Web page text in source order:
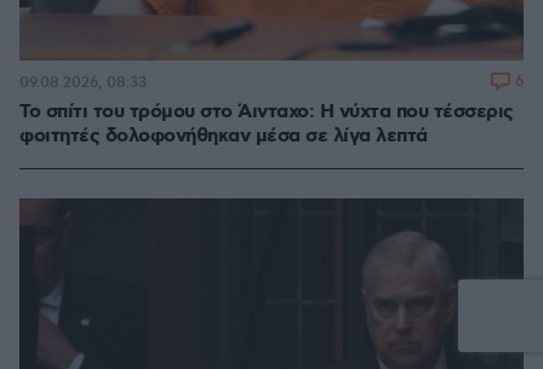
Το σπίτι του τρόμου στο Άινταχο: Η νύχτα που τέσσερις
φοιτητές δολοφονήθηκαν μέσα σε λίγα λεπτά
09.08.2026, 08:33 6